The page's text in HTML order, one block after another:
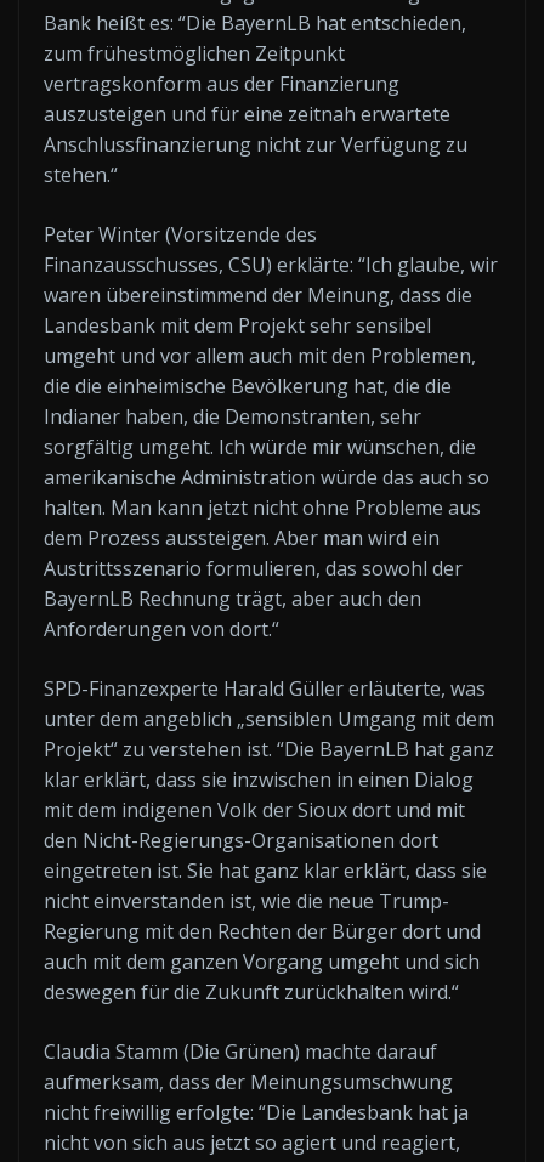
Bank heißt es: “Die BayernLB hat entschieden,
zum frühestmöglichen Zeitpunkt
vertragskonform aus der Finanzierung
auszusteigen und für eine zeitnah erwartete
Anschlussfinanzierung nicht zur Verfügung zu
stehen.“
Peter Winter (Vorsitzende des
Finanzausschusses, CSU) erklärte: “Ich glaube, wir
waren übereinstimmend der Meinung, dass die
Landesbank mit dem Projekt sehr sensibel
umgeht und vor allem auch mit den Problemen,
die die einheimische Bevölkerung hat, die die
Indianer haben, die Demonstranten, sehr
sorgfältig umgeht. Ich würde mir wünschen, die
amerikanische Administration würde das auch so
halten. Man kann jetzt nicht ohne Probleme aus
dem Prozess aussteigen. Aber man wird ein
Austrittsszenario formulieren, das sowohl der
BayernLB Rechnung trägt, aber auch den
Anforderungen von dort.“
SPD-Finanzexperte Harald Güller erläuterte, was
unter dem angeblich „sensiblen Umgang mit dem
Projekt“ zu verstehen ist. “Die BayernLB hat ganz
klar erklärt, dass sie inzwischen in einen Dialog
mit dem indigenen Volk der Sioux dort und mit
den Nicht-Regierungs-Organisationen dort
eingetreten ist. Sie hat ganz klar erklärt, dass sie
nicht einverstanden ist, wie die neue Trump-
Regierung mit den Rechten der Bürger dort und
auch mit dem ganzen Vorgang umgeht und sich
deswegen für die Zukunft zurückhalten wird.“
Claudia Stamm (Die Grünen) machte darauf
aufmerksam, dass der Meinungsumschwung
nicht freiwillig erfolgte: “Die Landesbank hat ja
nicht von sich aus jetzt so agiert und reagiert,